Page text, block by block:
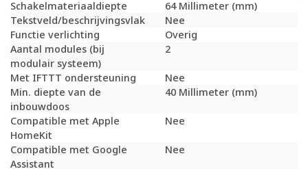
Schakelmateriaaldiepte
64 Millimeter (mm)
Tekstveld/beschrijvingsvlak
Nee
Functie verlichting
Overig
Aantal modules (bij
modulair systeem)
2
Met IFTTT ondersteuning
Nee
Min. diepte van de
inbouwdoos
40 Millimeter (mm)
Compatible met Apple
HomeKit
Nee
Compatible met Google
Assistant
Nee